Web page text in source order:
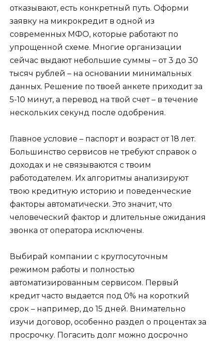
отказывают, есть конкретный путь. Оформи
заявку на микрокредит в одной из
современных МФО, которые работают по
упрощенной схеме. Многие организации
сейчас выдают небольшие суммы – от 3 до 30
тысяч рублей – на основании минимальных
данных. Решение по твоей анкете приходит за
5-10 минут, а перевод на твой счет – в течение
нескольких секунд после одобрения.
Главное условие – паспорт и возраст от 18 лет.
Большинство сервисов не требуют справок о
доходах и не связываются с твоим
работодателем. Их алгоритмы анализируют
твою кредитную историю и поведенческие
факторы автоматически. Это значит, что
человеческий фактор и длительные ожидания
звонка от оператора исключены.
Выбирай компании с круглосуточным
режимом работы и полностью
автоматизированным сервисом. Первый
кредит часто выдается под 0% на короткий
срок – например, до 15 дней. Внимательно
изучи договор, особенно раздел о процентах за
просрочку. Погасить долг можно досрочно